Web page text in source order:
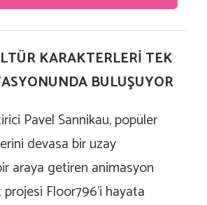
KARAKTERLERİ TEK
BULUŞUYOR
Pavel Sannikau, popüler
devasa bir uzay
araya getiren animasyon
projesi Floor796’i hayata